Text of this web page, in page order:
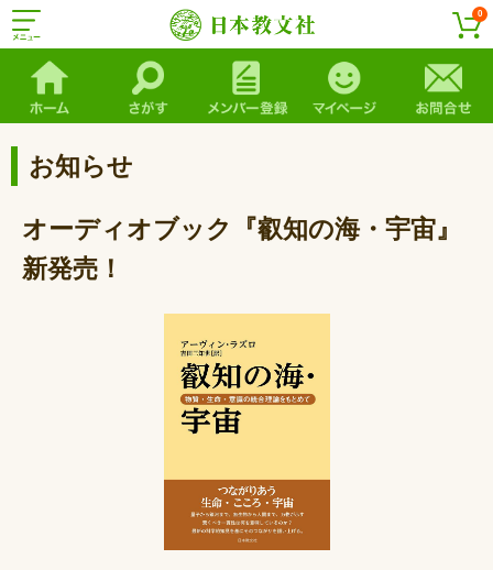
0
お知らせ
オーディオブック『叡知の海・宇宙』
新発売！